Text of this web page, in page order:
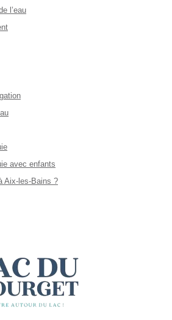
l’eau
avec enfants
Aix-les-Bains ?